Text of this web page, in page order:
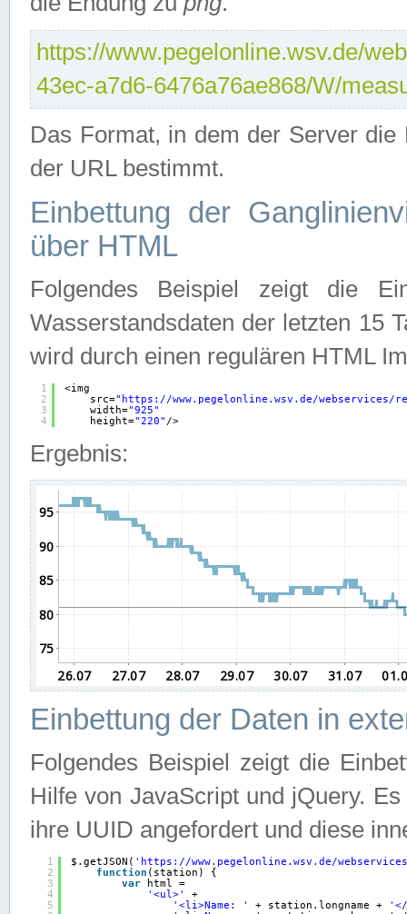
https://www.pegelonline.wsv.de/
43ec-a7d6-6476a76ae868/W/
Das Format, in dem der Server
der URL bestimmt.
Einbettung der
über HTML
Folgendes Beispiel zeigt die
Wasserstandsdaten der letzten 15
wird durch einen regulären HTML
1
2
3
4
<img
src=" https://www.pegelonline.wsv.de/webservices/
width="925"
height="220" />
Ergebnis:
Einbettung der Daten in
Folgendes Beispiel zeigt die
Hilfe von JavaScript und jQuery.
ihre UUID angefordert und diese
1
2
3
4
5
$.getJSON( ' https://www.pegelonline.wsv.de/
function (station) {
var
html =
'<ul>'
+
'<li>Name: '
+ station.longname +